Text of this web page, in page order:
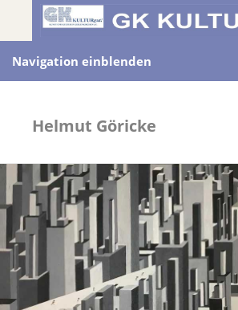
Navigation einblenden
Helmut Göricke